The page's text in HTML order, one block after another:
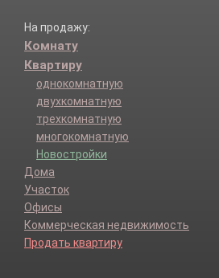
На продажу:
Комнату
Квартиру
однокомнатную
двухкомнатную
трехкомнатную
многокомнатную
Новостройки
Дома
Участок
Офисы
Коммерческая недвижимость
Продать квартиру